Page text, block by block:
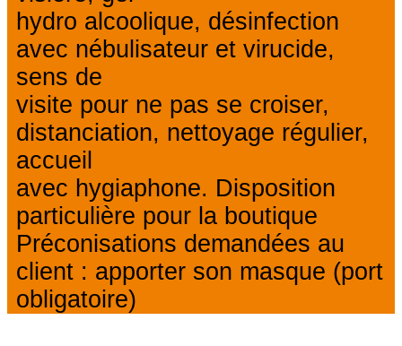
hydro alcoolique, désinfection
avec nébulisateur et virucide,
sens de
visite pour ne pas se croiser,
distanciation, nettoyage régulier,
accueil
avec hygiaphone. Disposition
particulière pour la boutique
Préconisations demandées au
client : apporter son masque (port
obligatoire)